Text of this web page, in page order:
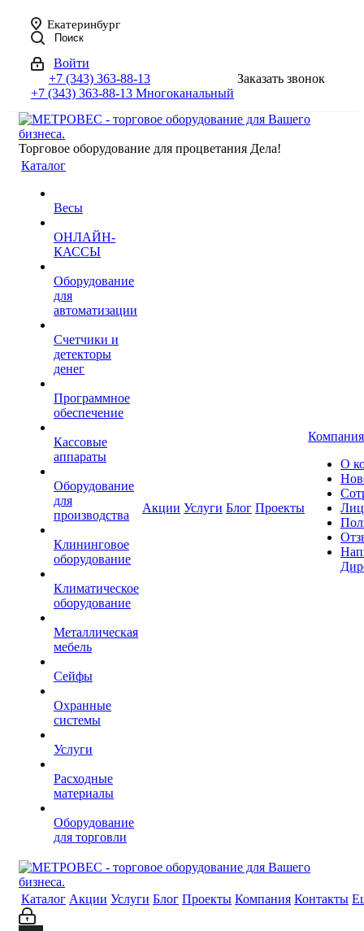
Екатеринбург
Поиск
Войти
+7 (343) 363-88-13
+7 (343) 363-88-13 Многоканальный
Заказать звонок
Торговое оборудование для процветания Дела!
Каталог
Весы
ОНЛАЙН-
КАССЫ
Оборудование
для
автоматизации
Счетчики и
детекторы
денег
Программное
обеспечение
Кассовые
аппараты
Оборудование
для
производства
Клининговое
оборудование
Климатическое
оборудование
Металлическая
мебель
Сейфы
Охранные
системы
Услуги
Расходные
материалы
Оборудование
для торговли
Акции Услуги Блог Проекты
Компания
О
Каталог Акции Услуги Блог Проекты Компания Контакты